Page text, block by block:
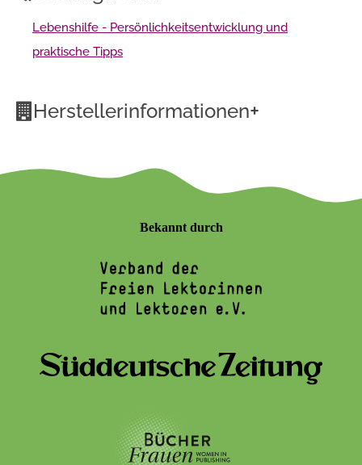
Lebenshilfe - Persönlichkeitsentwicklung und
praktische Tipps
Herstellerinformationen+
Bekannt durch